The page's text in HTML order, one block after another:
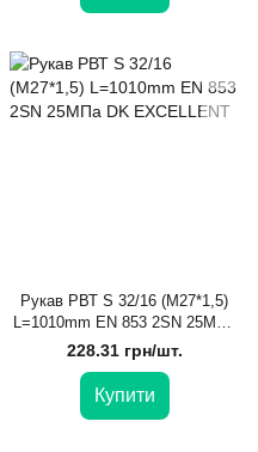
Рукав РВТ S 32/16 (М27*1,5)
L=1010mm EN 853 2SN 25МПа
DK EXCELLENT
228.31 грн/шт.
Купити